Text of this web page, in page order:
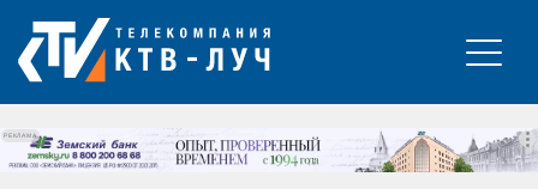
РЕКЛАМА